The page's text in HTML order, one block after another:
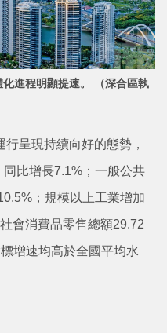
進程明顯提速。 （深合區執
呈現持續向好的態勢，
比增長7.1%；一般公共
；規模以上工業增加
會消費品零售總額29.72
增速均高於全國平均水